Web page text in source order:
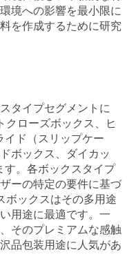
境への影響を最小限に
を作成するために研究
タイプセグメントに
クローズボックス、ヒ
ド（スリップケー
ボックス、ダイカッ
す。各ボックスタイプ
ーの特定の要件に基づ
ボックスはその多用途
用途に最適です。一
そのプレミアムな感触
品包装用途に人気があ